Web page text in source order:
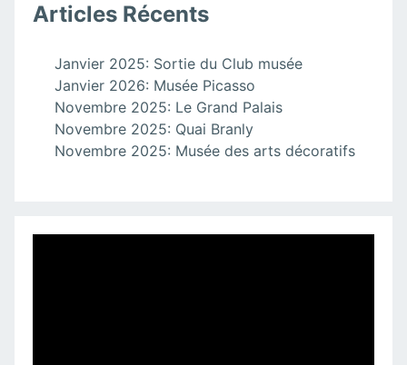
Articles Récents
Janvier 2025: Sortie du Club musée
Janvier 2026: Musée Picasso
Novembre 2025: Le Grand Palais
Novembre 2025: Quai Branly
Novembre 2025: Musée des arts décoratifs